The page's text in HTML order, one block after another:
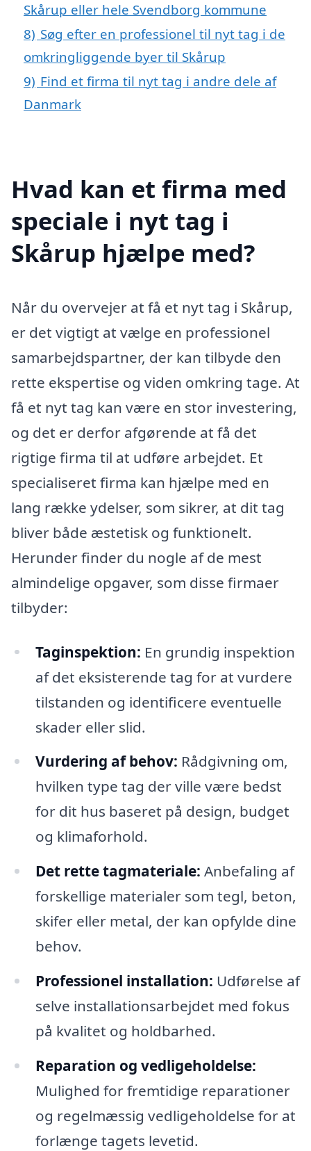
Skårup eller hele Svendborg kommune
8) Søg efter en professionel til nyt tag i de
omkringliggende byer til Skårup
9) Find et firma til nyt tag i andre dele af
Danmark
Hvad kan et firma med
speciale i nyt tag i
Skårup hjælpe med?
Når du overvejer at få et nyt tag i Skårup,
er det vigtigt at vælge en professionel
samarbejdspartner, der kan tilbyde den
rette ekspertise og viden omkring tage. At
få et nyt tag kan være en stor investering,
og det er derfor afgørende at få det
rigtige firma til at udføre arbejdet. Et
specialiseret firma kan hjælpe med en
lang række ydelser, som sikrer, at dit tag
bliver både æstetisk og funktionelt.
Herunder finder du nogle af de mest
almindelige opgaver, som disse firmaer
tilbyder:
Taginspektion: En grundig inspektion
af det eksisterende tag for at vurdere
tilstanden og identificere eventuelle
skader eller slid.
Vurdering af behov: Rådgivning om,
hvilken type tag der ville være bedst
for dit hus baseret på design, budget
og klimaforhold.
Det rette tagmateriale: Anbefaling af
forskellige materialer som tegl, beton,
skifer eller metal, der kan opfylde dine
behov.
Professionel installation: Udførelse af
selve installationsarbejdet med fokus
på kvalitet og holdbarhed.
Reparation og vedligeholdelse:
Mulighed for fremtidige reparationer
og regelmæssig vedligeholdelse for at
forlænge tagets levetid.